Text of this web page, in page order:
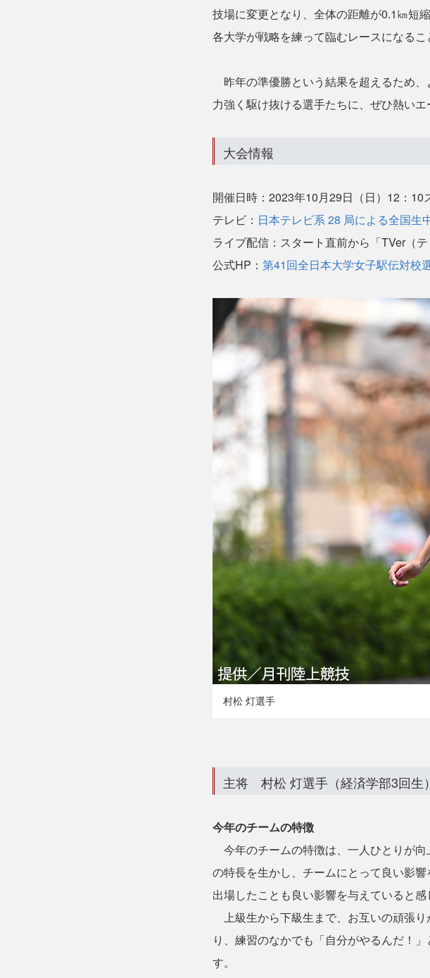
技場に変更となり、全体の距離が0.1㎞短
各大学が戦略を練って臨むレースになるこ
昨年の準優勝という結果を超えるため
力強く駆け抜ける選手たちに、ぜひ熱いエ
大会情報
開催日時：2023年10月29日（日）12：10
テレビ： 日本テレビ系 28 局による全国生
ライブ配信：スタート直前から「TVer（
公式HP： 第41回全日本大学女子駅伝対校
村松 灯選手
主将 村松 灯選手（経済学部3回生
今年のチームの特徴
今年のチームの特徴は、一人ひとりが
の特長を生かし、チームにとって良い影
出場したことも良い影響を与えていると感
上級生から下級生まで、お互いの頑張
り、練習のなかでも「自分がやるんだ！
す。